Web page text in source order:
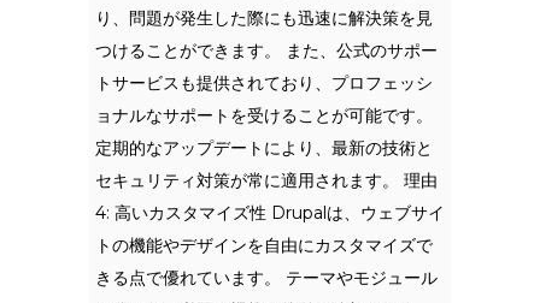
り、問題が発生した際にも迅速に解決策を見
つけることができます。 また、公式のサポー
トサービスも提供されており、プロフェッシ
ョナルなサポートを受けることが可能です。
定期的なアップデートにより、最新の技術と
セキュリティ対策が常に適用されます。 理由
4: 高いカスタマイズ性 Drupalは、ウェブサイ
トの機能やデザインを自由にカスタマイズで
きる点で優れています。 テーマやモジュール